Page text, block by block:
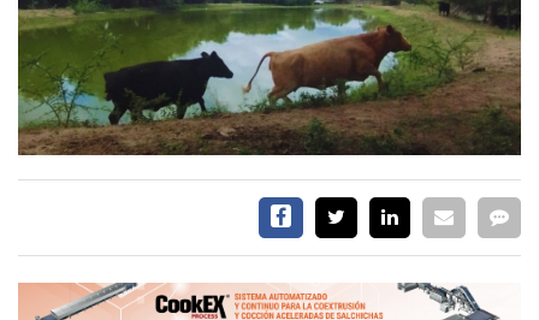
DIRECTORIO
CALENDARIO
MEDIA KIT
TEMAS DESTACADOS
CARNE
AGRO